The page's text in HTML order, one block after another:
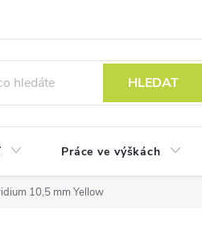
HLEDAT
Práce ve výškách
10,5 mm Yellow